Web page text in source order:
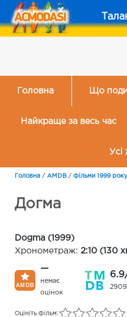
Головна Що
Найкраще за весь час
Усі
Головна / AMDB / Фільми 1999 року
Догма
Dogma (1999)
Хронометраж: 2:10 (130
—
немає
оцінок
2909
Оцініть фільм: